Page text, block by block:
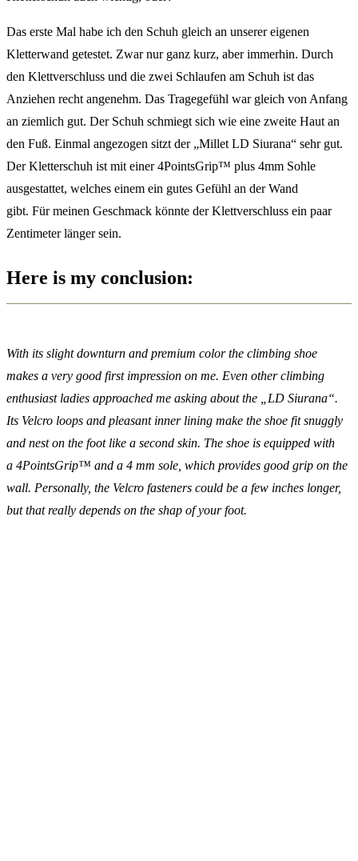
Das erste Mal habe ich den Schuh gleich an unserer eigenen
Kletterwand getestet. Zwar nur ganz kurz, aber immerhin. Durch
den Klettverschluss und die zwei Schlaufen am Schuh ist das
Anziehen recht angenehm. Das Tragegefühl war gleich von Anfang
an ziemlich gut. Der Schuh schmiegt sich wie eine zweite Haut an
den Fuß. Einmal angezogen sitzt der „Millet LD Siurana“ sehr gut.
Der Kletterschuh ist mit einer 4PointsGrip™ plus 4mm Sohle
ausgestattet, welches einem ein gutes Gefühl an der Wand
gibt. Für meinen Geschmack könnte der Klettverschluss ein paar
Zentimeter länger sein.
Here is my conclusion:
With its slight downturn and premium color the climbing shoe
makes a very good first impression on me. Even other climbing
enthusiast ladies approached me asking about the „LD Siurana“.
Its Velcro loops and pleasant inner lining make the shoe fit snuggly
and nest on the foot like a second skin. The shoe is equipped with
a 4PointsGrip™ and a 4 mm sole, which provides good grip on the
wall. Personally, the Velcro fasteners could be a few inches longer,
but that really depends on the shap of your foot.